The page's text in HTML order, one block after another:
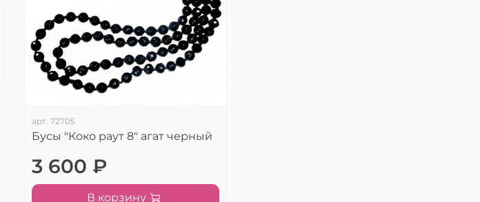
арт. 72705
Бусы "Коко раут 8" агат черный
3 600 ₽
В корзину